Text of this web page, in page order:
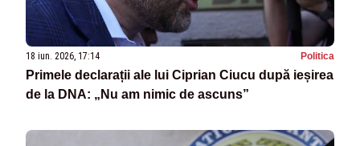
18 iun. 2026, 17:14 Politica
Primele declarații ale lui Ciprian Ciucu după ieșirea
de la DNA: „Nu am nimic de ascuns”